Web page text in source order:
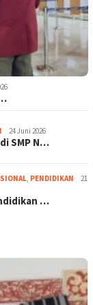
24 Juni 2026
SMP N…
PENDIDIKAN
21
…